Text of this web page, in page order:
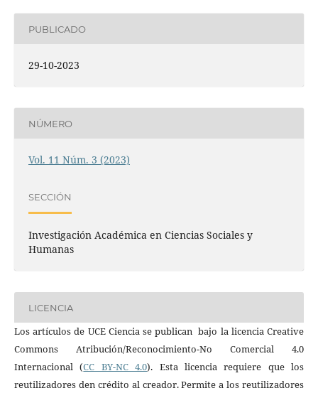
PUBLICADO
29-10-2023
NÚMERO
Vol. 11 Núm. 3 (2023)
SECCIÓN
Investigación Académica en Ciencias Sociales y
Humanas
LICENCIA
Los artículos de UCE Ciencia se publican bajo la licencia Creative
Commons Atribución/Reconocimiento-No Comercial 4.0
Internacional (CC BY-NC 4.0). Esta licencia requiere que los
reutilizadores den crédito al creador. Permite a los reutilizadores